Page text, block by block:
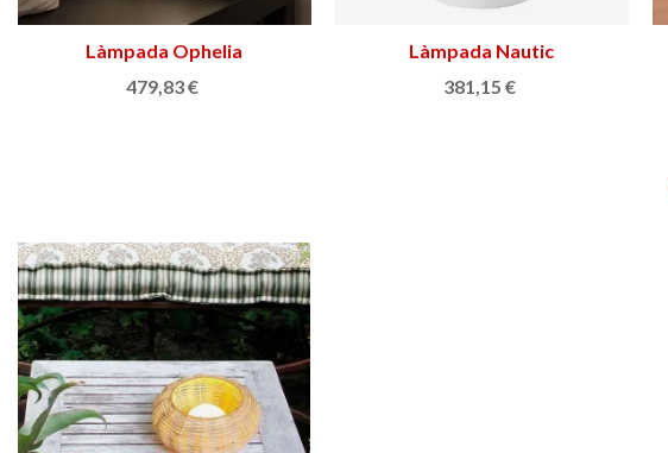
Triar opció
Làmpada Cabdell
120,00 €